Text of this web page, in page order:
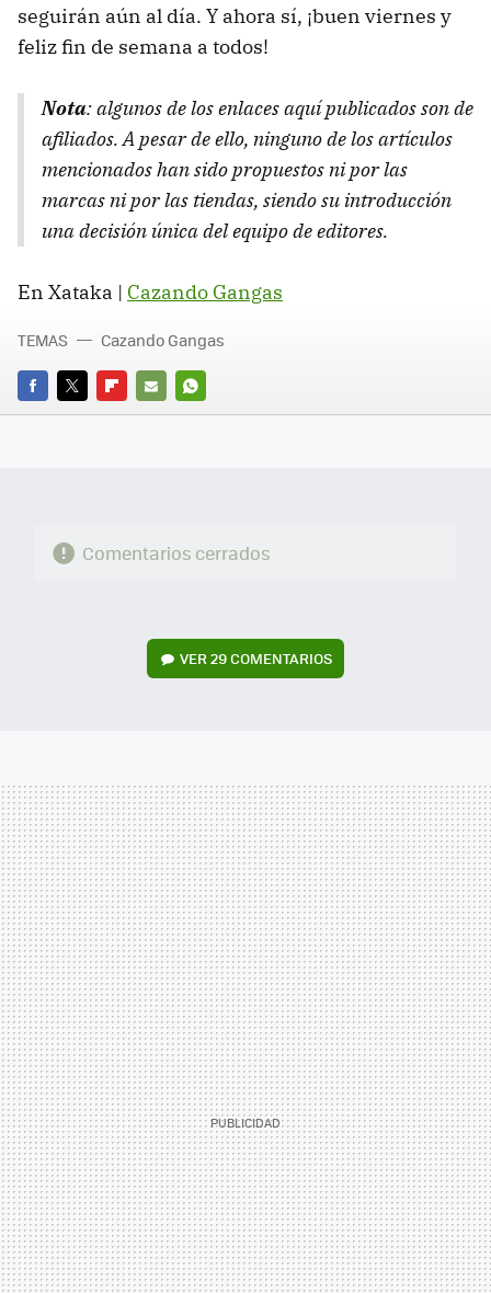
seguirán aún al día. Y ahora sí, ¡buen viernes y
feliz fin de semana a todos!
Nota: algunos de los enlaces aquí publicados son de
afiliados. A pesar de ello, ninguno de los artículos
mencionados han sido propuestos ni por las
marcas ni por las tiendas, siendo su introducción
una decisión única del equipo de editores.
En Xataka | Cazando Gangas
FACEBOOK
TWITTERFLIPBOARD
E-
WHATSAPP
TEMAS Cazando Gangas
Comentarios cerrados
VER29 COMENTARIOS